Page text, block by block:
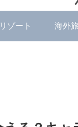
ゾート 海外